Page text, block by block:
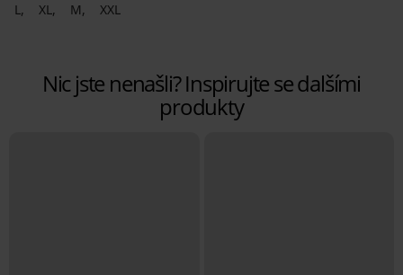
L
XL M XXL
Nic jste nenašli? Inspirujte se dalšími
produkty